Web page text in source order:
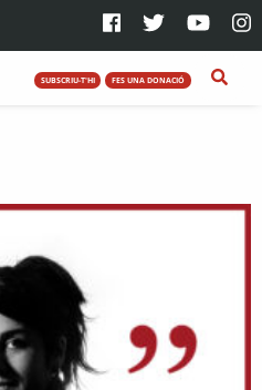
SUBSCRIU-T'HI FES UNA DONACIÓ